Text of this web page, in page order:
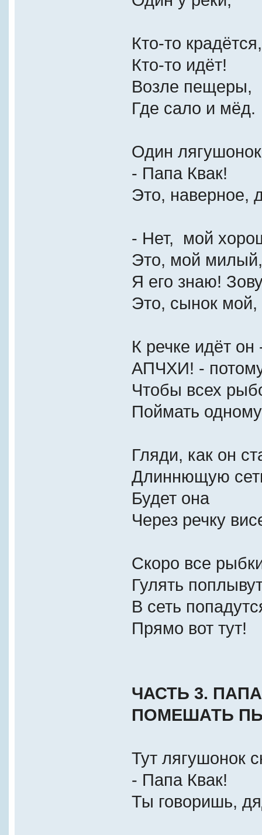
Кто-то крадётся,
Кто-то идёт!
Возле пещеры,
Где сало и мёд.
Один
- Папа Квак!
Это, наверное,
- Нет, мой
Это, мой
Я его знаю!
Это, сынок
К речке идёт он
АПЧХИ! -
Чтобы всех
Поймать
Гляди, как он
Длиннющую
Будет она
Через речку
Скоро все
Гулять
В сеть
Прямо вот тут!
ЧАСТЬ 3.
ПОМЕШАТЬ
Тут лягушонок
- Папа Квак!
Ты говоришь,